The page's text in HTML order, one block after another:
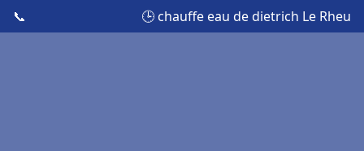
📞 🕒 chauffe eau de dietrich Le Rheu